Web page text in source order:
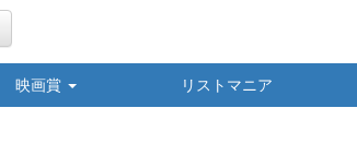
映画賞 リストマニア